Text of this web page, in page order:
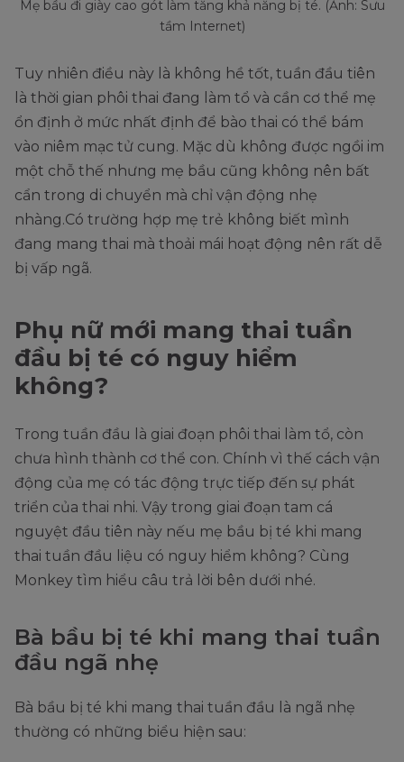
Mẹ bầu đi giày cao gót làm tăng khả năng bị té. (Ảnh: Sưu
tầm Internet)
Tuy nhiên điều này là không hề tốt, tuần đầu tiên
là thời gian phôi thai đang làm tổ và cần cơ thể mẹ
ổn định ở mức nhất định để bào thai có thể bám
vào niêm mạc tử cung. Mặc dù không được ngồi im
một chỗ thế nhưng mẹ bầu cũng không nên bất
cẩn trong di chuyển mà chỉ vận động nhẹ
nhàng.Có trường hợp mẹ trẻ không biết mình
đang mang thai mà thoải mái hoạt động nên rất dễ
bị vấp ngã.
Phụ nữ mới mang thai tuần
đầu bị té có nguy hiểm
không?
Trong tuần đầu là giai đoạn phôi thai làm tổ, còn
chưa hình thành cơ thể con. Chính vì thế cách vận
động của mẹ có tác động trực tiếp đến sự phát
triển của thai nhi. Vậy trong giai đoạn tam cá
nguyệt đầu tiên này nếu mẹ bầu bị té khi mang
thai tuần đầu liệu có nguy hiểm không? Cùng
Monkey tìm hiểu câu trả lời bên dưới nhé.
Bà bầu bị té khi mang thai tuần
đầu ngã nhẹ
Bà bầu bị té khi mang thai tuần đầu là ngã nhẹ
thường có những biểu hiện sau: